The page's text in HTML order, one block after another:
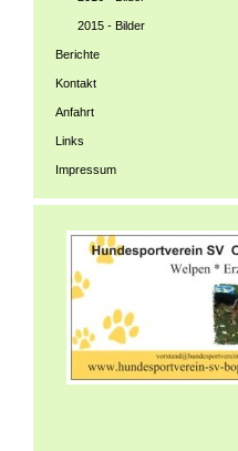
2015 - Bilder
Berichte
Kontakt
Anfahrt
Links
Impressum